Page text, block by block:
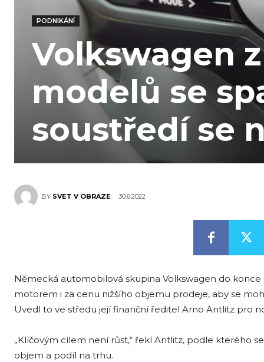
PODNIKÁNÍ
Volkswagen
modelů se
soustředí se
BY SVET V OBRAZE 30.6.2022
Německá automobilová skupina Volkswagen do
motorem i za cenu nižšího objemu prodeje, aby se
Uvedl to ve středu její finanční ředitel Arno Antlitz pro
„Klíčovým cílem není růst,“ řekl Antlitz, podle kterého
objem a podíl na trhu.